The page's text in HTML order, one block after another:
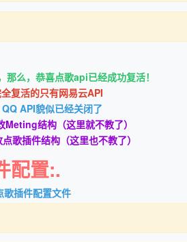
么，恭喜点歌api已经成功复活！
复活的只有网易云API
API貌似已经关闭了
结构（这里就不教了）
歌插件结构（这里也不教了）
配置:.
歌插件配置文件